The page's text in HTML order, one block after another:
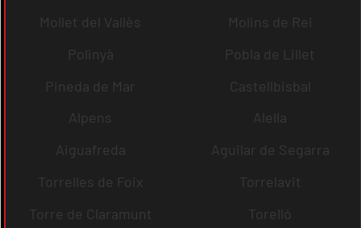
Mollet del Vallès
Molins de Rei
Polinyà
Pobla de Lillet
Pineda de Mar
Castellbisbal
Alpens
Alella
Aiguafreda
Aguilar de Segarra
Torrelles de Foix
Torrelavit
Torre de Claramunt
Torelló